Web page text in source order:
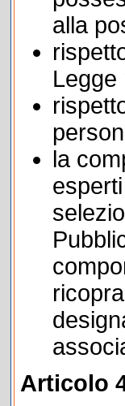
alla
Legge
la
Articolo